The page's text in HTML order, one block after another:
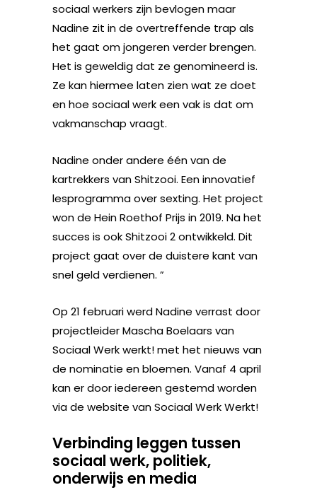
sociaal werkers zijn bevlogen maar
Nadine zit in de overtreffende trap als
het gaat om jongeren verder brengen.
Het is geweldig dat ze genomineerd is.
Ze kan hiermee laten zien wat ze doet
en hoe sociaal werk een vak is dat om
vakmanschap vraagt.
Nadine onder andere één van de
kartrekkers van Shitzooi. Een innovatief
lesprogramma over sexting. Het project
won de Hein Roethof Prijs in 2019. Na het
succes is ook Shitzooi 2 ontwikkeld. Dit
project gaat over de duistere kant van
snel geld verdienen. ”
Op 21 februari werd Nadine verrast door
projectleider Mascha Boelaars van
Sociaal Werk werkt! met het nieuws van
de nominatie en bloemen. Vanaf 4 april
kan er door iedereen gestemd worden
via de website van Sociaal Werk Werkt!
Verbinding leggen tussen
sociaal werk, politiek,
onderwijs en media